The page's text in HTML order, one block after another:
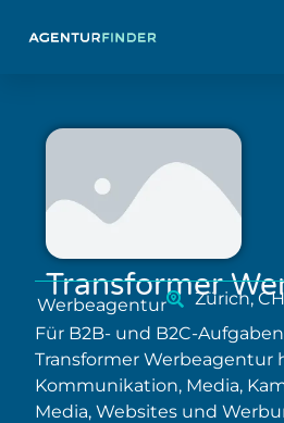
Transformer
Werbeagentur Zürich, CH
Für B2B- und B2C-
Transformer Werbeagentur
Kommunikation, Media,
Media, Websites und